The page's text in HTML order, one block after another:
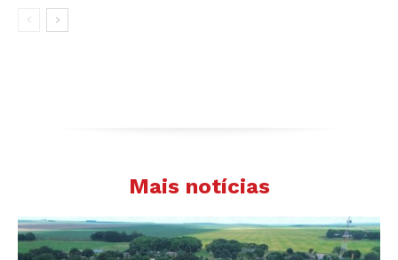
Mais notícias